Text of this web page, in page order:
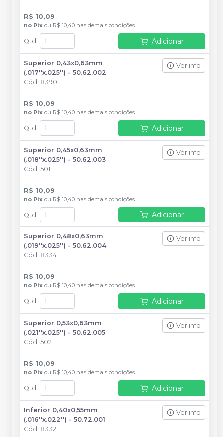
R$ 10,09
no Pix ou R$ 10,40 nas demais condições
Qtd : Adicionar
Superior 0,43x0,63mm
(.017''x.025'') - 50.62.002
Cód. 8390
Ver info
R$ 10,09
no Pix ou R$ 10,40 nas demais condições
Qtd : Adicionar
Superior 0,45x0,63mm
(.018''x.025'') - 50.62.003
Cód. 501
Ver info
R$ 10,09
no Pix ou R$ 10,40 nas demais condições
Qtd: Adicionar
Superior 0,48x0,63mm
(.019''x.025'') - 50.62.004
Cód. 8334
Ver info
R$ 10,09
no Pix ou R$ 10,40 nas demais condições
Qtd : Adicionar
Superior 0,53x0,63mm
(.021''x.025'') - 50.62.005
Cód. 502
Ver info
R$ 10,09
no Pix ou R$ 10,40 nas demais condições
Qtd : Adicionar
Inferior 0,40x0,55mm
(.016''x.022'') - 50.72.001
Cód. 8332
Ver info